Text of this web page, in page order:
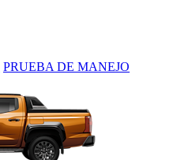
PRUEBA DE MANEJO